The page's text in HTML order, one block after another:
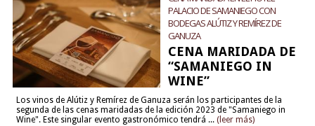
PALACIO DE SAMANIEGO CON
BODEGAS ALÚTIZ Y REMÍREZ DE
GANUZA
CENA MARIDADA DE
“SAMANIEGO IN
WINE”
Los vinos de Alútiz y Remírez de Ganuza serán los participantes de la
segunda de las cenas maridadas de la edición 2023 de "Samaniego in
Wine". Este singular evento gastronómico tendrá ... (leer más)